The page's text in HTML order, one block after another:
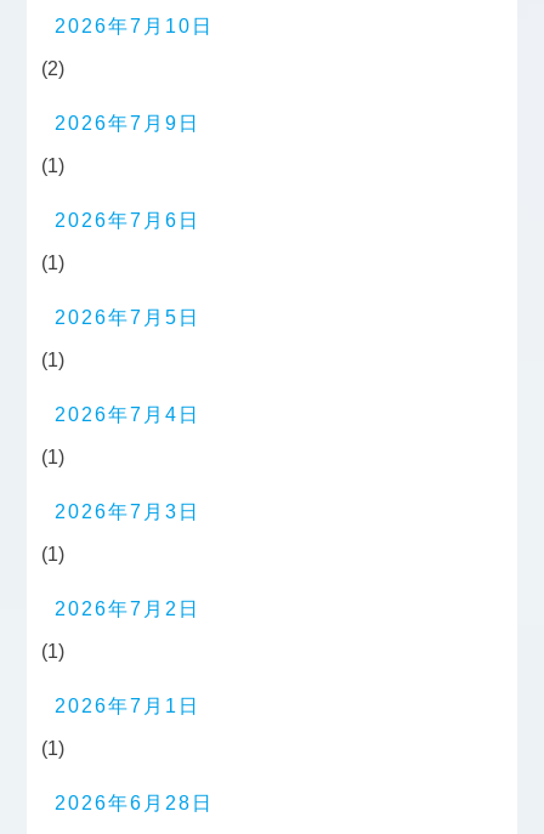
2026年7月10日
(2)
2026年7月9日
(1)
2026年7月6日
(1)
2026年7月5日
(1)
2026年7月4日
(1)
2026年7月3日
(1)
2026年7月2日
(1)
2026年7月1日
(1)
2026年6月28日